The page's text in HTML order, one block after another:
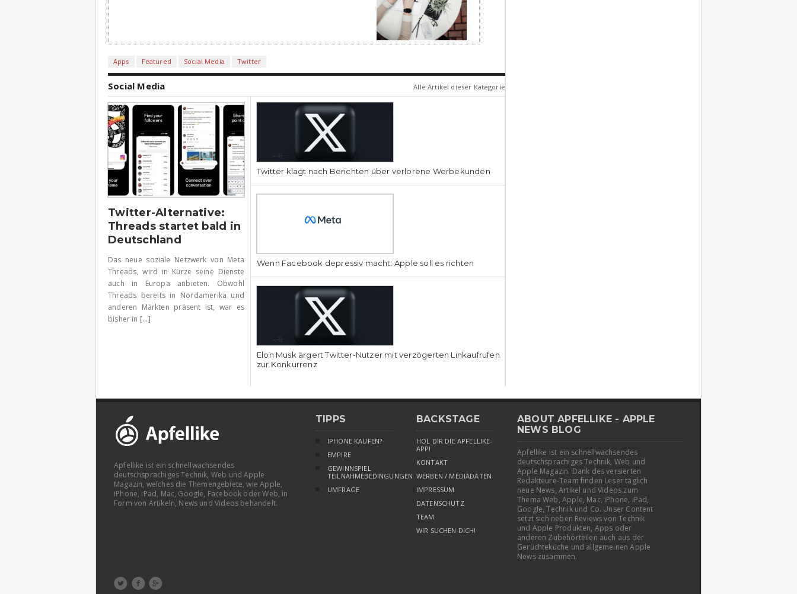
Apps Featured Social Media Twitter
Social Media Alle Artikel dieser Kategorie
Twitter-Alternative:
Threads startet bald in
Deutschland
Das neue soziale Netzwerk von Meta
Threads, wird in Kürze seine Dienste
auch in Europa anbieten. Obwohl
Threads bereits in Nordamerika und
anderen Märkten präsent ist, war es
bisher in [...]
Twitter klagt nach Berichten über verlorene Werbekunden
Wenn Facebook depressiv macht: Apple soll es richten
Elon Musk ärgert Twitter-Nutzer mit verzögerten Linkaufrufen
zur Konkurrenz
Apfellike ist ein schnellwachsendes
deutschsprachiges Technik, Web und Apple
Magazin, welches die Themengebiete, wie Apple,
iPhone, iPad, Mac, Google, Facebook oder Web, in
Form von Artikeln, News und Videos behandelt.
  
TIPPS
IPHONE KAUFEN?
EMPIRE
GEWINNSPIEL
TEILNAHMEBEDINGUNGEN
UMFRAGE
BACKSTAGE
HOL DIR DIE APFELLIKE-
APP!
KONTAKT
WERBEN / MEDIADATEN
IMPRESSUM
DATENSCHUTZ
TEAM
WIR SUCHEN DICH!
ABOUT APFELLIKE - APPLE
NEWS BLOG
Apfellike ist ein schnellwachsendes
deutschsprachiges Technik, Web und
Apple Magazin. Dank des versierten
Redakteure-Team finden Leser täglich
neue News, Artikel und Videos zum
Thema Web, Apple, Mac, iPhone, iPad,
Google, Technik und Co. Unser Content
setzt sich neben Reviews von Technik
und Apple Produkten, Apps oder
anderen Zubehörteilen auch aus der
Gerüchteküche und allgemeinen Apple
News zusammen.